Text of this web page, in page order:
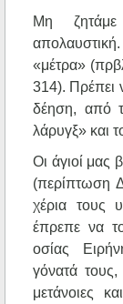
Μη ζητάμε
«μέτρα»
314). Πρέπει
δέηση, από
λάρυγξ» και
Οι άγιοί μας
(περίπτωση
χέρια τους
έπρεπε να
οσίας
γόνατά
μετάνοιες